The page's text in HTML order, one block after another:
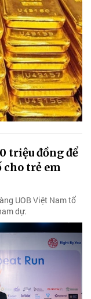
triệu đồng để
cho trẻ em
UOB Việt Nam tổ
dự.